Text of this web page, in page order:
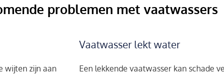
problemen met vaatwassers
wijten zijn aan
Vaatwasser lekt water
Een lekkende vaatwasser kan schade